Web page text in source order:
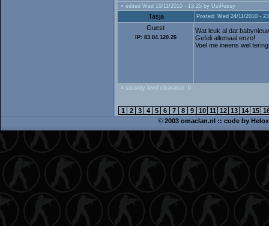
» edited Wed 10/11/2010 - 13:25 by UziPussy
Tasja Posted: Wed 24/11/2010 -
Guest
IP: 83.84.120.26
Wat leuk al dat
Gefeli allemaal enzo!
Voel me ineens wel
» security level clearance: 0
1 2 3 4 5 6 7 8 9 10 11 12 13 14 15
© 2003 omaclan.nl :: code by Helox